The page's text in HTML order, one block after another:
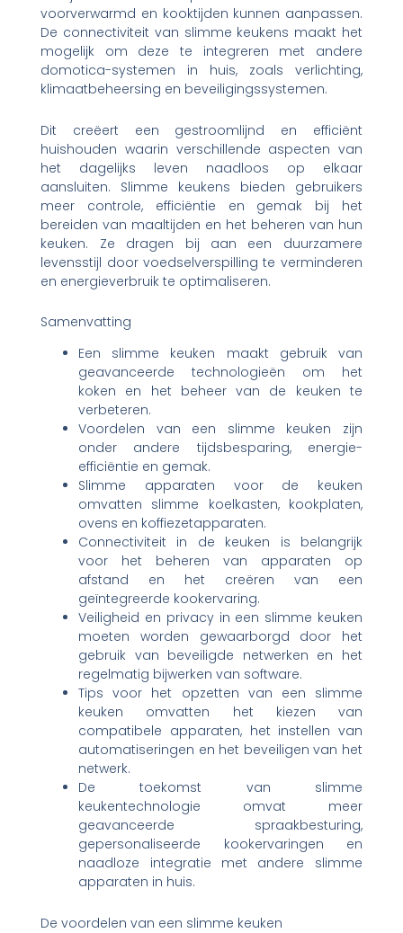
voorverwarmd en kooktijden kunnen aanpassen.
De connectiviteit van slimme keukens maakt het
mogelijk om deze te integreren met andere
domotica-systemen in huis, zoals verlichting,
klimaatbeheersing en beveiligingssystemen.
Dit creëert een gestroomlijnd en efficiënt
huishouden waarin verschillende aspecten van
het dagelijks leven naadloos op elkaar
aansluiten. Slimme keukens bieden gebruikers
meer controle, efficiëntie en gemak bij het
bereiden van maaltijden en het beheren van hun
keuken. Ze dragen bij aan een duurzamere
levensstijl door voedselverspilling te verminderen
en energieverbruik te optimaliseren.
Samenvatting
Een slimme keuken maakt gebruik van
geavanceerde technologieën om het
koken en het beheer van de keuken te
verbeteren.
Voordelen van een slimme keuken zijn
onder andere tijdsbesparing, energie-
efficiëntie en gemak.
Slimme apparaten voor de keuken
omvatten slimme koelkasten, kookplaten,
ovens en koffiezetapparaten.
Connectiviteit in de keuken is belangrijk
voor het beheren van apparaten op
afstand en het creëren van een
geïntegreerde kookervaring.
Veiligheid en privacy in een slimme keuken
moeten worden gewaarborgd door het
gebruik van beveiligde netwerken en het
regelmatig bijwerken van software.
Tips voor het opzetten van een slimme
keuken omvatten het kiezen van
compatibele apparaten, het instellen van
automatiseringen en het beveiligen van het
netwerk.
De toekomst van slimme
keukentechnologie omvat meer
geavanceerde spraakbesturing,
gepersonaliseerde kookervaringen en
naadloze integratie met andere slimme
apparaten in huis.
De voordelen van een slimme keuken